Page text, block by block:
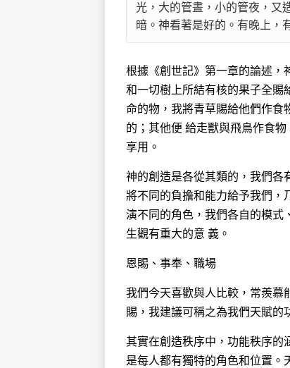
光，大的管晝，小的管夜，又
暗。神看著是好的。有晚上，
根據《創世記》第一章的論述，
和一切樹上所結有核的果子全賜
命的物，我將青草賜給他們作食
的；其他便 給走獸與飛鳥作食
享用。
神的創造是各從其類的，我們各
將不同的負擔和能力給予我們，
演不同的角色，我們各自的模式
生觀有重大的意 義。
恩賜、事奉、職場
我們今天喜歡與人比較，常羨慕
賜，我建議可稱之為我們天賦的
其實在創造秩序中，功能秩序的
是每人都有獨特的角色和位置。